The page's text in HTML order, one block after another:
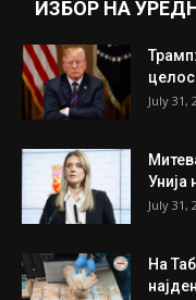
ИЗБОР НА
July 31,
Унија
July 31,
На